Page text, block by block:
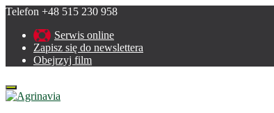
Telefon +48 515 230 958
Serwis online
Zapisz się do newslettera
Obejrzyj film
Menu